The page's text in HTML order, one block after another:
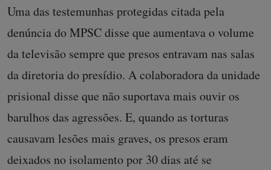
Uma das testemunhas protegidas citada pela
denúncia do MPSC disse que aumentava o volume
da televisão sempre que presos entravam nas salas
da diretoria do presídio. A colaboradora da unidade
prisional disse que não suportava mais ouvir os
barulhos das agressões. E, quando as torturas
causavam lesões mais graves, os presos eram
deixados no isolamento por 30 dias até se